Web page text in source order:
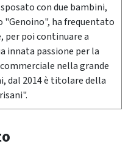
con due bambini,
ha frequentato
per poi continuare a
innata passione per la
nella grande
dal 2014 è titolare della